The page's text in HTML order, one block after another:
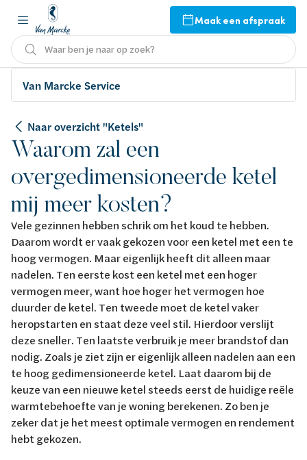
Maak een afspraak
Waar ben je naar op zoek?
Van Marcke Service
Naar overzicht "Ketels"
Waarom zal een
overgedimensioneerde ketel
mij meer kosten?
Vele gezinnen hebben schrik om het koud te hebben.
Daarom wordt er vaak gekozen voor een ketel met een te
hoog vermogen. Maar eigenlijk heeft dit alleen maar
nadelen. Ten eerste kost een ketel met een hoger
vermogen meer, want hoe hoger het vermogen hoe
duurder de ketel. Ten tweede moet de ketel vaker
heropstarten en staat deze veel stil. Hierdoor verslijt
deze sneller. Ten laatste verbruik je meer brandstof dan
nodig. Zoals je ziet zijn er eigenlijk alleen nadelen aan een
te hoog gedimensioneerde ketel. Laat daarom bij de
keuze van een nieuwe ketel steeds eerst de huidige reële
warmtebehoefte van je woning berekenen. Zo ben je
zeker dat je het meest optimale vermogen en rendement
hebt gekozen.